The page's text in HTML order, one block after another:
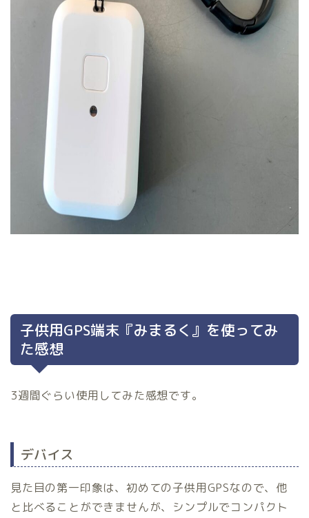
子供用GPS端末『みまるく』を使ってみ
た感想
3週間ぐらい使用してみた感想です。
デバイス
見た目の第一印象は、初めての子供用GPSなので、他
と比べることができませんが、シンプルでコンパクト